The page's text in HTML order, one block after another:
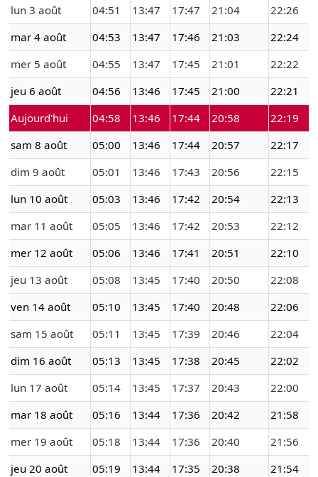
lun 3 août 04:51 13:47 17:47 21:04
22:26
mar 4 août
04:53 13:47 17:46 21:03
22:24
mer 5 août
04:55 13:47 17:45 21:01
22:22
jeu 6 août
04:56 13:46 17:45 21:00
22:21
Aujourd'hui
04:58 13:46 17:44 20:58
22:19
sam 8 août
05:00 13:46 17:44 20:57
22:17
dim 9 août
05:01 13:46 17:43 20:56
22:15
lun 10 août
05:03 13:46 17:42 20:54
22:13
mar 11 août
05:05 13:46 17:42 20:53
22:12
mer 12 août
05:06 13:46 17:41 20:51
22:10
jeu 13 août
05:08 13:45 17:40 20:50
22:08
ven 14 août
05:10 13:45 17:40 20:48
22:06
sam 15 août
05:11 13:45 17:39 20:46
22:04
dim 16 août
05:13 13:45 17:38 20:45
22:02
lun 17 août
05:14 13:45 17:37 20:43
22:00
mar 18 août
05:16 13:44 17:36 20:42
21:58
mer 19 août
05:18 13:44 17:36 20:40
21:56
jeu 20 août
05:19 13:44 17:35 20:38
21:54